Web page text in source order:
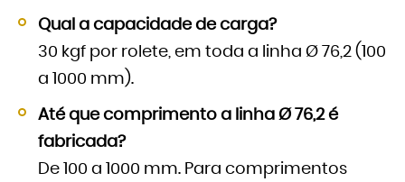
Qual a capacidade de carga?
30 kgf por rolete, em toda a linha Ø 76,2 (100
a 1000 mm).
Até que comprimento a linha Ø 76,2 é
fabricada?
De 100 a 1000 mm. Para comprimentos